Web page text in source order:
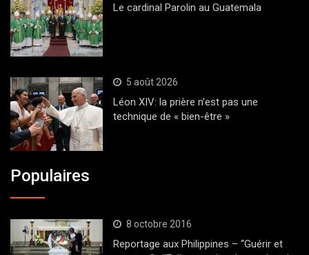
Le cardinal Parolin au Guatemala
5 août 2026
Léon XIV: la prière n’est pas une
technique de « bien-être »
Populaires
8 octobre 2016
Reportage aux Philippines – “Guérir et